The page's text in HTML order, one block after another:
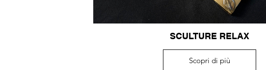
SCULTURE RELAX
Scopri di più